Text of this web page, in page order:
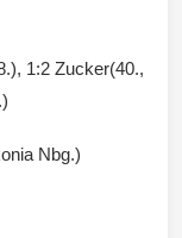
1:2 Zucker(40.,
Nbg.)